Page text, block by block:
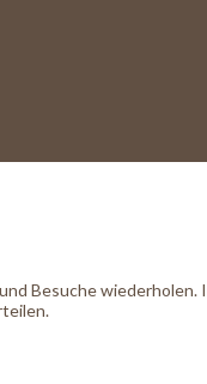
Besuche wiederholen.